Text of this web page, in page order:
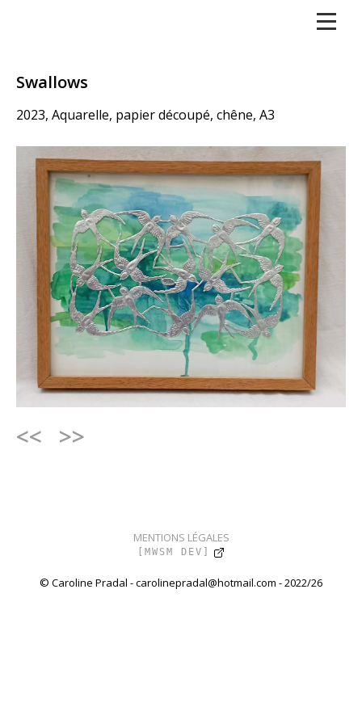
Swallows
2023, Aquarelle, papier découpé, chêne, A3
<< >>
MENTIONS LÉGALES
[MWSM DEV]
© Caroline Pradal - carolinepradal@hotmail.com - 2022/26